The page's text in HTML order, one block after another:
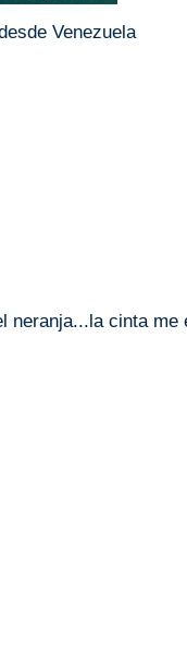
Venezuela
neranja...la cinta me